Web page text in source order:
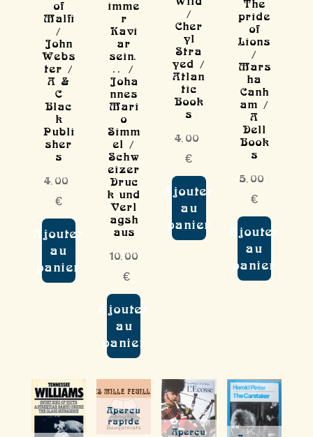
of
Malfi
/
John
Webs
ter /
A &
C
Blac
k
Publi
sher
s
4,00
€
Ajouter
au
panier
imme
r
Kavi
ar
sein.
.. /
Joha
nnes
Mari
o
Simm
el /
Schw
eizer
Druc
k und
Verl
agsh
aus
10,00
€
Ajouter
au
panier
/
Cher
yl
Stra
yed /
Atlan
tic
Book
s
4,00
€
Ajouter
au
panier
The
pride
of
Lions
/
Mars
ha
Canh
am /
A
Dell
Book
s
5,00
€
Ajouter
au
panier
Aperçu
rapide
Aperçu